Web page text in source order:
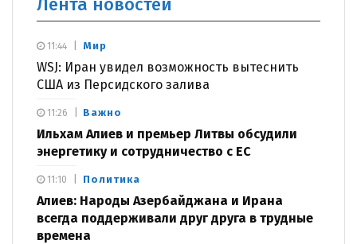
Лента новостей
Мир
WSJ: Иран увидел возможность вытеснить
США из Персидского залива
11:44
Важно
Ильхам Алиев и премьер Литвы обсудили
энергетику и сотрудничество с ЕС
11:26
Политика
Алиев: Народы Азербайджана и Ирана
всегда поддерживали друг друга в трудные
времена
11:10